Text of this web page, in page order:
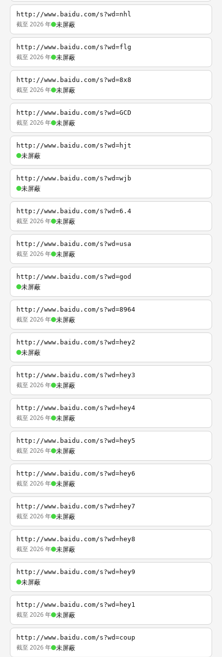
http://www.baidu.com/s?wd=nhl
截至 2026 年 未屏蔽
http://www.baidu.com/s?wd=flg
截至 2026 年 未屏蔽
http://www.baidu.com/s?wd=8x8
截至 2026 年 未屏蔽
http://www.baidu.com/s?wd=GCD
截至 2026 年 未屏蔽
http://www.baidu.com/s?wd=hjt
未屏蔽
http://www.baidu.com/s?wd=wjb
未屏蔽
http://www.baidu.com/s?wd=6.4
截至 2026 年 未屏蔽
http://www.baidu.com/s?wd=usa
截至 2026 年 未屏蔽
http://www.baidu.com/s?wd=god
未屏蔽
http://www.baidu.com/s?wd=8964
截至 2026 年 未屏蔽
http://www.baidu.com/s?wd=hey2
未屏蔽
http://www.baidu.com/s?wd=hey3
截至 2026 年 未屏蔽
http://www.baidu.com/s?wd=hey4
截至 2026 年 未屏蔽
http://www.baidu.com/s?wd=hey5
截至 2026 年 未屏蔽
http://www.baidu.com/s?wd=hey6
截至 2026 年 未屏蔽
http://www.baidu.com/s?wd=hey7
截至 2026 年 未屏蔽
http://www.baidu.com/s?wd=hey8
截至 2026 年 未屏蔽
http://www.baidu.com/s?wd=hey9
未屏蔽
http://www.baidu.com/s?wd=hey1
截至 2026 年 未屏蔽
http://www.baidu.com/s?wd=coup
截至 2026 年 未屏蔽